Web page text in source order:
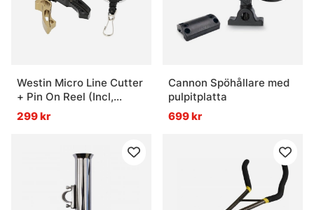
Westin Micro Line Cutter
+ Pin On Reel (Incl,
Spare Blades) S
2,5''/6,3cm Black Sand
299 kr
Cannon Spöhållare med
pulpitplatta
699 kr